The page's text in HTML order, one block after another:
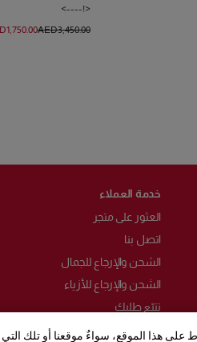
<!---->
AED‌3,450.00
خدمة العملاء
العثور على متجر
اتصل بنا
الشحن والإرجاع للجمال
الشحن والإرجاع للأزياء
تتبّع طلبك
الأسئلة الشائعة
على هذا الموقع، سواءٌ موقعنا أو تلك